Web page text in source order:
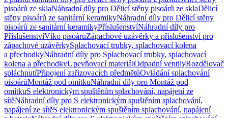
pisoárů ze sklaNáhradní díly pro Dělicí stěny pisoárů ze sklaDělicí
stěny pisoárů ze sanitární keramikyNáhradní díly pro Dělicí stěny
pisoárů ze sanitární keramikyPříslušenstvíNáhradní díly pro
PříslušenstvíVíko pisoáruZápachové uzávěrky a příslušenství pro
zápachové uzávěrkySplachovací trubky, splachovací kolena
a přechodkyNáhradní díly pro Splachovací trubky, splachovací
kolena a přechodkyUpevňovací materiálOdpadní ventilyRozdělovač
spláchnutíPřipojení zařizovacích předmětůOvládání splachování
pisoárůMontáž pod omítkuNáhradní díly pro Montáž pod
omítkuS elektronickým spuštěním splachování, napájení ze
sítěNáhradní díly pro S elektronickým spuštěním splachování,
napájení ze sítěS elektronickým spuštěním splachování, napájení